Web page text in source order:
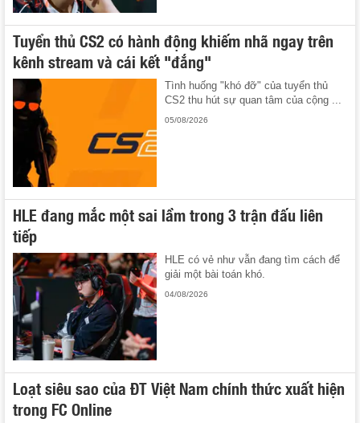
Tuyển thủ CS2 có hành động khiếm nhã ngay trên
kênh stream và cái kết "đắng"
Tình huống "khó đỡ" của tuyển thủ
CS2 thu hút sự quan tâm của cộng ...
05/08/2026
HLE đang mắc một sai lầm trong 3 trận đấu liên
tiếp
HLE có vẻ như vẫn đang tìm cách để
giải một bài toán khó.
04/08/2026
Loạt siêu sao của ĐT Việt Nam chính thức xuất hiện
trong FC Online